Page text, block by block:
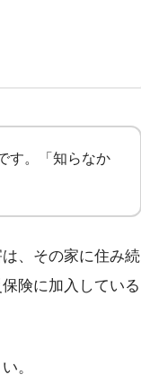
す。「知らなか
、その家に住み続
険に加入している
。